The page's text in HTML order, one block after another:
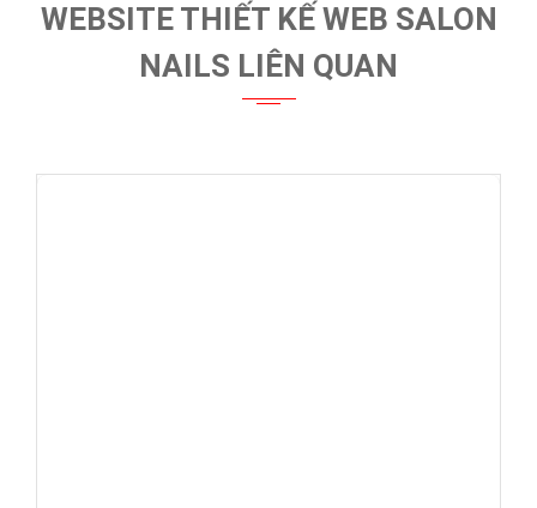
WEBSITE THIẾT KẾ WEB SALON
NAILS LIÊN QUAN